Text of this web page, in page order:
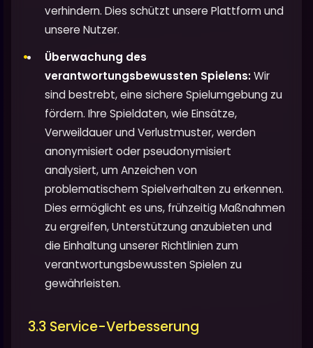
verhindern. Dies schützt unsere Plattform und
unsere Nutzer.
Überwachung des
verantwortungsbewussten Spielens:Wir
sind bestrebt, eine sichere Spielumgebung zu
fördern. Ihre Spieldaten, wie Einsätze,
Verweildauer und Verlustmuster, werden
anonymisiert oder pseudonymisiert
analysiert, um Anzeichen von
problematischem Spielverhalten zu erkennen.
Dies ermöglicht es uns, frühzeitig Maßnahmen
zu ergreifen, Unterstützung anzubieten und
die Einhaltung unserer Richtlinien zum
verantwortungsbewussten Spielen zu
gewährleisten.
3.3 Service-Verbesserung